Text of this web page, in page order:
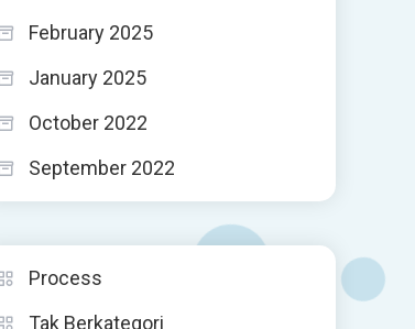
February 2025
January 2025
October 2022
September 2022
Process
Tak Berkategori